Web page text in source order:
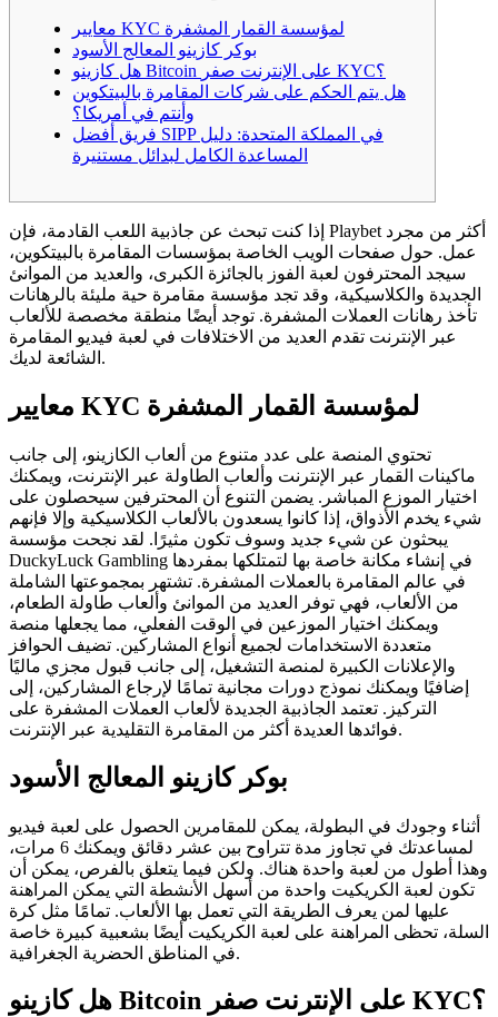
معايير KYC لمؤسسة القمار المشفرة
بوكر كازينو المعالج الأسود
هل كازينو Bitcoin على الإنترنت صفر KYC؟
هل يتم الحكم على شركات المقامرة بالبيتكوين
وأنتم في أمريكا؟
فريق أفضل SIPP في المملكة المتحدة: دليل
المساعدة الكامل لبدائل مستنيرة
إذا كنت تبحث عن جاذبية اللعب القادمة، فإن Playbet أكثر من مجرد
عمل. حول صفحات الويب الخاصة بمؤسسات المقامرة بالبيتكوين،
سيجد المحترفون لعبة الفوز بالجائزة الكبرى، والعديد من الموانئ
الجديدة والكلاسيكية، وقد تجد مؤسسة مقامرة حية مليئة بالرهانات
تأخذ رهانات العملات المشفرة. توجد أيضًا منطقة مخصصة للألعاب
عبر الإنترنت تقدم العديد من الاختلافات في لعبة فيديو المقامرة
الشائعة لديك.
معايير KYC لمؤسسة القمار المشفرة
تحتوي المنصة على عدد متنوع من ألعاب الكازينو، إلى جانب
ماكينات القمار عبر الإنترنت وألعاب الطاولة عبر الإنترنت، ويمكنك
اختيار الموزع المباشر. يضمن التنوع أن المحترفين سيحصلون على
شيء يخدم الأذواق، إذا كانوا يسعدون بالألعاب الكلاسيكية وإلا فإنهم
يبحثون عن شيء جديد وسوف تكون مثيرًا. لقد نجحت مؤسسة
DuckyLuck Gambling في إنشاء مكانة خاصة بها لتمتلكها بمفردها
في عالم المقامرة بالعملات المشفرة. تشتهر بمجموعتها الشاملة
من الألعاب، فهي توفر العديد من الموانئ وألعاب طاولة الطعام،
ويمكنك اختيار الموزعين في الوقت الفعلي، مما يجعلها منصة
متعددة الاستخدامات لجميع أنواع المشاركين. تضيف الحوافز
والإعلانات الكبيرة لمنصة التشغيل، إلى جانب قبول مجزي ماليًا
إضافيًا ويمكنك نموذج دورات مجانية تمامًا لإرجاع المشاركين، إلى
التركيز. تعتمد الجاذبية الجديدة لألعاب العملات المشفرة على
فوائدها العديدة أكثر من المقامرة التقليدية عبر الإنترنت.
بوكر كازينو المعالج الأسود
أثناء وجودك في البطولة، يمكن للمقامرين الحصول على لعبة فيديو
لمساعدتك في تجاوز مدة تتراوح بين عشر دقائق ويمكنك 6 مرات،
وهذا أطول من لعبة واحدة هناك. ولكن فيما يتعلق بالفرص، يمكن أن
تكون لعبة الكريكيت واحدة من أسهل الأنشطة التي يمكن المراهنة
عليها لمن يعرف الطريقة التي تعمل بها الألعاب. تمامًا مثل كرة
السلة، تحظى المراهنة على لعبة الكريكيت أيضًا بشعبية كبيرة خاصة
في المناطق الحضرية الجغرافية.
هل كازينو Bitcoin على الإنترنت صفر KYC؟